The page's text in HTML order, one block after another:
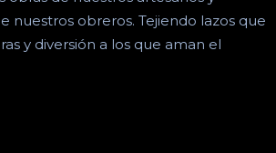
nuestros obreros. Tejiendo lazos que
y diversión a los que aman el